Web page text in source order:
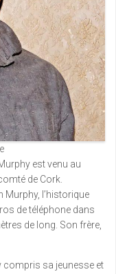
est venu au
de Cork.
Murphy, l’historique
de téléphone dans
de long. Son frère,
compris sa jeunesse et